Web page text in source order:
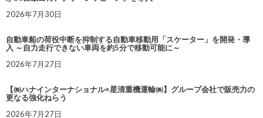
2026年7月30日
自動車船の荷役中断を抑制する自動車移動用「スケーター」を開発・導
入 ～自力走行できない車両を約5分で移動可能に～
2026年7月27日
【㈱ハナインターナショナル×星清重機運輸㈱】グループ会社で販売力の
更なる強化ねらう
2026年7月27日